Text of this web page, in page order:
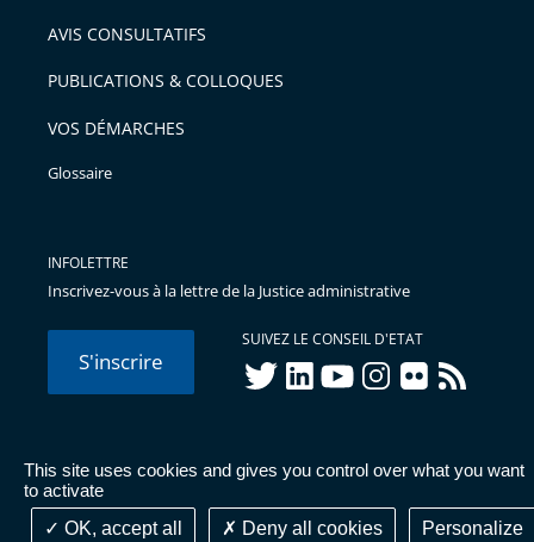
This site uses cookies and gives you control over what you want
to activate
OK, accept all
Deny all cookies Personalize
avant
AVIS CONSULTATIFS
PUBLICATIONS & COLLOQUES
VOS DÉMARCHES
Glossaire
INFOLETTRE
Inscrivez-vous à la lettre de la Justice administrative
S'inscrire
SUIVEZ LE CONSEIL D'ETAT
twitterlinkedInyoutubeinstagram
flickr rss
© Conseil d'État 2026 - Mentions légales
Données
personnelles-Publications administratives-Accessibilité :
partiellement conforme